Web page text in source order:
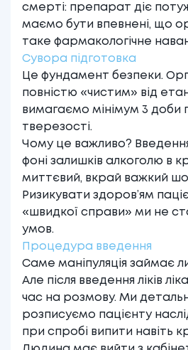
смерті: препарат діє
маємо бути впевнені, що
таке фармакологічне
Сувора підготовка
Це фундамент безпеки.
повністю «чистим» від
вимагаємо мінімум 3 доби
тверезості.
Чому це важливо?
фоні залишків алкоголю в
миттєвий, вкрай важкий
Ризикувати здоров’ям
«швидкої справи» ми не
умов.
Процедура введення
Саме маніпуляція займає
Але після введення ліків
час на розмову. Ми
розписуємо пацієнту
при спробі випити навіть